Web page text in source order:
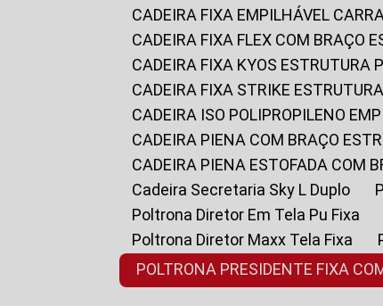
CADEIRA FIXA EMPILHÁVEL
CADEIRA FIXA FLEX COM BRAÇO
CADEIRA FIXA KYOS ESTRUTURA
CADEIRA FIXA STRIKE
CADEIRA ISO POLIPROPILENO
CADEIRA PIENA COM BRAÇO
CADEIRA PIENA ESTOFADA COM
Cadeira Secretaria Sky L Duplo
Poltrona Diretor Em Tela Pu Fixa
Poltrona Diretor Maxx Tela Fixa
POLTRONA PRESIDENTE FIXA